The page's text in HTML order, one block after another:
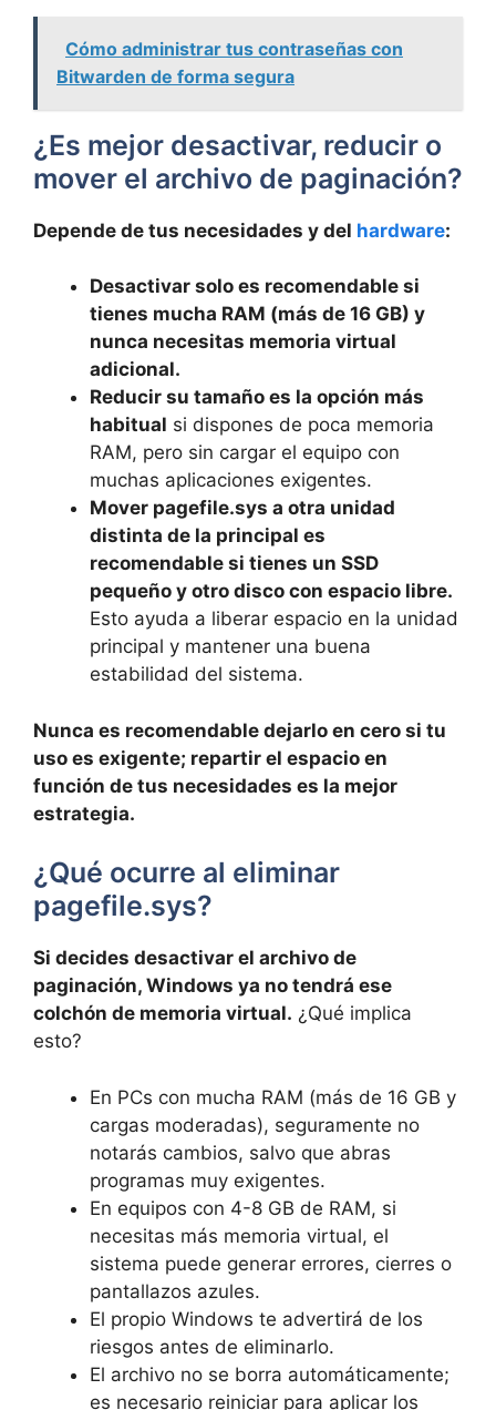
Cómo administrar tus contraseñas con
Bitwarden de forma segura
¿Es mejor desactivar, reducir o
mover el archivo de paginación?
Depende de tus necesidades y del hardware:
Desactivar solo es recomendable si
tienes mucha RAM (más de 16 GB) y
nunca necesitas memoria virtual
adicional.
Reducir su tamaño es la opción más
habitual si dispones de poca memoria
RAM, pero sin cargar el equipo con
muchas aplicaciones exigentes.
Mover pagefile.sys a otra unidad
distinta de la principal es
recomendable si tienes un SSD
pequeño y otro disco con espacio libre.
Esto ayuda a liberar espacio en la unidad
principal y mantener una buena
estabilidad del sistema.
Nunca es recomendable dejarlo en cero si tu
uso es exigente; repartir el espacio en
función de tus necesidades es la mejor
estrategia.
¿Qué ocurre al eliminar
pagefile.sys?
Si decides desactivar el archivo de
paginación, Windows ya no tendrá ese
colchón de memoria virtual. ¿Qué implica
esto?
En PCs con mucha RAM (más de 16 GB y
cargas moderadas), seguramente no
notarás cambios, salvo que abras
programas muy exigentes.
En equipos con 4-8 GB de RAM, si
necesitas más memoria virtual, el
sistema puede generar errores, cierres o
pantallazos azules.
El propio Windows te advertirá de los
riesgos antes de eliminarlo.
El archivo no se borra automáticamente;
es necesario reiniciar para aplicar los